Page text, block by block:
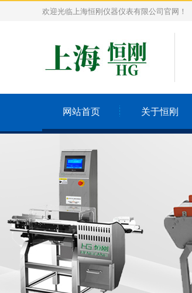
欢迎光临上海恒刚仪器仪表有限公司官网！
网站首页 关于恒刚